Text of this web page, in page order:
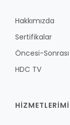
Hakkımızda
Sertifikalar
Öncesi-
HDC TV